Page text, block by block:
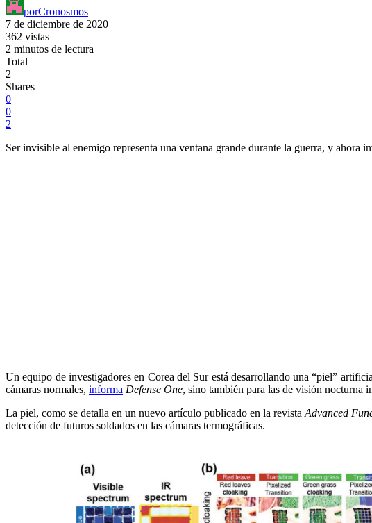
porCronosmos
7 de diciembre de 2020
362 vistas
2 minutos de lectura
Total
2
Shares
0
0
2
Ser invisible al enemigo representa una ventana grande durante la guerra, y ahora
Un equipo de investigadores en Corea del Sur está desarrollando una “piel”
cámaras normales, informa Defense One, sino también para las de visión nocturna
La piel, como se detalla en un nuevo artículo publicado en la revista Advanced
detección de futuros soldados en las cámaras termográficas.